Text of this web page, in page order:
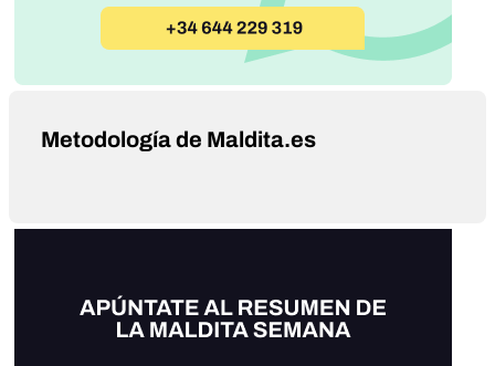
Metodología de Maldita.es